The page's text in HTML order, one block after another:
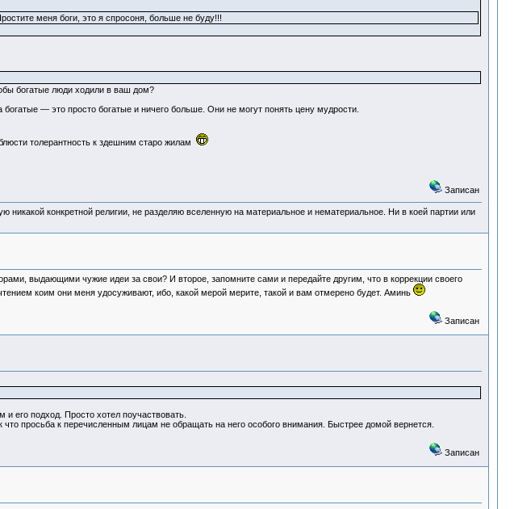
меня боги, это я спросоня, больше не буду!!!
богатые люди ходили в ваш дом?
— это просто богатые и ничего больше. Они не могут понять цену мудрости.
толерантность к здешним старо жилам
Записан
никакой конкретной религии, не разделяю вселенную на материальное и нематериальное. Ни в коей партии или
выдающими чужие идеи за свои? И второе, запомните сами и передайте другим, что в коррекции своего
коим они меня удосуживают, ибо, какой мерой мерите, такой и вам отмерено будет. Аминь
Записан
его подход. Просто хотел поучаствовать.
просьба к перечисленным лицам не обращать на него особого внимания. Быстрее домой вернется.
Записан